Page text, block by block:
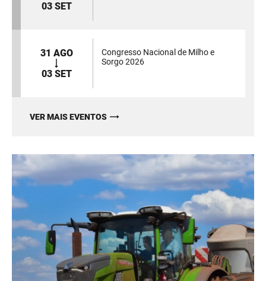
03 SET
31 AGO
03 SET
Congresso Nacional de Milho e
Sorgo 2026
VER MAIS EVENTOS